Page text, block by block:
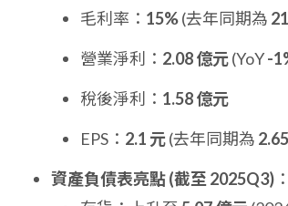
毛利率： 15%(去年同期為
營業淨利： 2.08 億元(YoY-
稅後淨利： 1.58 億元
EPS： 2.1 元(去年同期為
資產負債表亮點 (截至 2025Q3) ：